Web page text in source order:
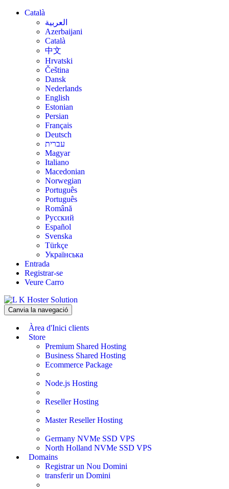
Català
العربية
Azerbaijani
Català
中文
Hrvatski
Čeština
Dansk
Nederlands
English
Estonian
Persian
Français
Deutsch
עברית
Magyar
Italiano
Macedonian
Norwegian
Português
Português
Română
Русский
Español
Svenska
Türkçe
Українська
Entrada
Registrar-se
Veure Carro
Canvia la navegació
Àrea d'Inici clients
Store
Premium Shared Hosting
Business Shared Hosting
Ecommerce Package
Node.js Hosting
Reseller Hosting
Master Reseller Hosting
Germany NVMe SSD VPS
North Holland NVMe SSD VPS
Domains
Registrar un Nou Domini
transferir un Domini